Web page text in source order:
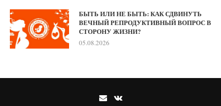
БЫТЬ ИЛИ НЕ БЫТЬ: КАК СДВИНУТЬ
ВЕЧНЫЙ РЕПРОДУКТИВНЫЙ ВОПРОС В
СТОРОНУ ЖИЗНИ?
05.08.2026